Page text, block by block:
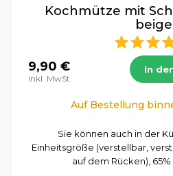
Kochmütze mit
beige
9,90 €
inkl. MwSt.
In
Auf Bestellung
Sie können auch in der
Einheitsgröße (verstellbar,
auf dem Rücken), 65%